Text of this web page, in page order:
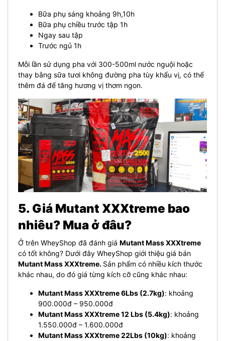
Bữa phụ sáng khoảng 9h,10h
Bữa phụ chiều trước tập 1h
Ngay sau tập
Trước ngủ 1h
Mỗi lần sử dụng pha với 300-500ml nước nguội hoặc
thay bằng sữa tươi không đường pha tùy khẩu vị, có thể
thêm đá để tăng hương vị thơm ngon.
5. Giá Mutant XXXtreme bao
nhiêu? Mua ở đâu?
Ở trên WheyShop đã đánh giá Mutant Mass XXXtreme
có tốt không? Dưới đây WheyShop giới thiệu giá bán
Mutant Mass XXXtreme. Sản phẩm có nhiều kích thước
khác nhau, do đó giá từng kích cỡ cũng khác nhau:
Mutant Mass XXXtreme 6Lbs (2.7kg): khoảng
900.000đ – 950.000đ
Mutant Mass XXXtreme 12 Lbs (5.4kg): khoảng
1.550.000đ – 1.600.000đ
Mutant Mass XXXtreme 22Lbs (10kg): khoảng